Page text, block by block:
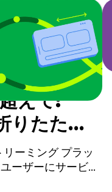
えて:
たたみ
ット向け
方法
ーミング プラッ
ーザーにサービス